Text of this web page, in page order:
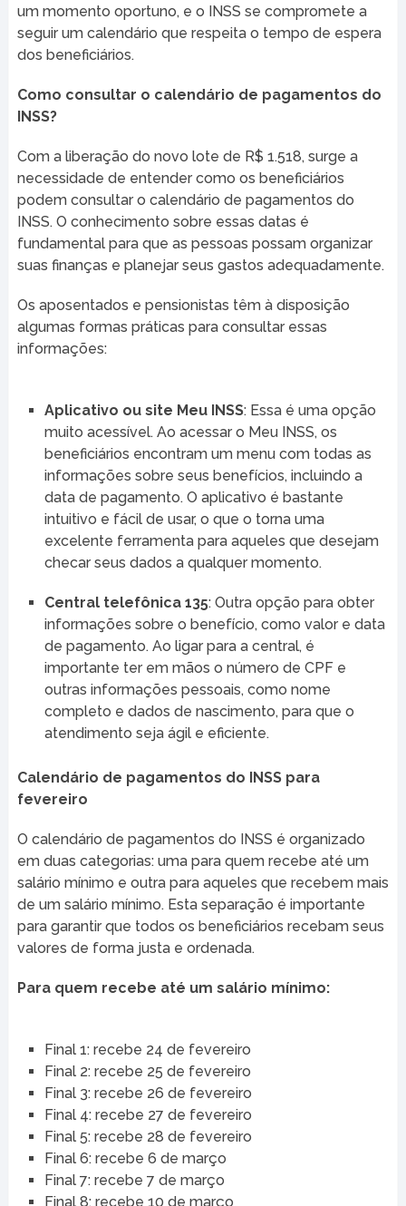
um momento oportuno, e o INSS se compromete a
seguir um calendário que respeita o tempo de espera
dos beneficiários.
Como consultar o calendário de pagamentos do
INSS?
Com a liberação do novo lote de R$ 1.518, surge a
necessidade de entender como os beneficiários
podem consultar o calendário de pagamentos do
INSS. O conhecimento sobre essas datas é
fundamental para que as pessoas possam organizar
suas finanças e planejar seus gastos adequadamente.
Os aposentados e pensionistas têm à disposição
algumas formas práticas para consultar essas
informações:
Aplicativo ou site Meu INSS: Essa é uma opção
muito acessível. Ao acessar o Meu INSS, os
beneficiários encontram um menu com todas as
informações sobre seus benefícios, incluindo a
data de pagamento. O aplicativo é bastante
intuitivo e fácil de usar, o que o torna uma
excelente ferramenta para aqueles que desejam
checar seus dados a qualquer momento.
Central telefônica 135: Outra opção para obter
informações sobre o benefício, como valor e data
de pagamento. Ao ligar para a central, é
importante ter em mãos o número de CPF e
outras informações pessoais, como nome
completo e dados de nascimento, para que o
atendimento seja ágil e eficiente.
Calendário de pagamentos do INSS para
fevereiro
O calendário de pagamentos do INSS é organizado
em duas categorias: uma para quem recebe até um
salário mínimo e outra para aqueles que recebem mais
de um salário mínimo. Esta separação é importante
para garantir que todos os beneficiários recebam seus
valores de forma justa e ordenada.
Para quem recebe até um salário mínimo:
Final 1: recebe 24 de fevereiro
Final 2: recebe 25 de fevereiro
Final 3: recebe 26 de fevereiro
Final 4: recebe 27 de fevereiro
Final 5: recebe 28 de fevereiro
Final 6: recebe 6 de março
Final 7: recebe 7 de março
Final 8: recebe 10 de março